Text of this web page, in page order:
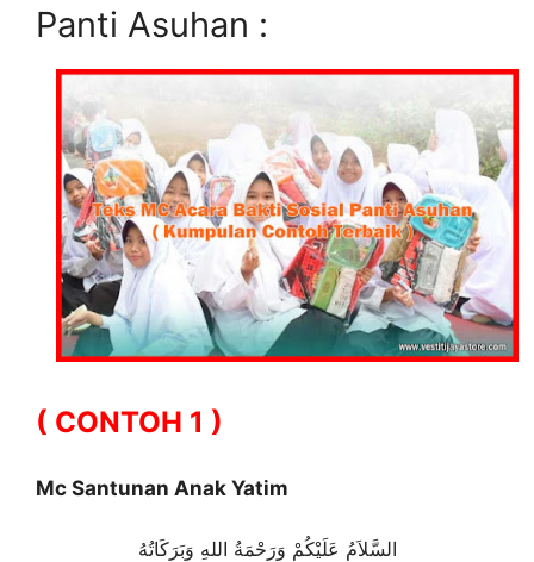
Panti Asuhan :
( CONTOH 1 )
Mc Santunan Anak Yatim
السَّلاَمُ عَلَيْكُمْ وَرَحْمَةُ اللهِ وَبَرَكَاتُهُ